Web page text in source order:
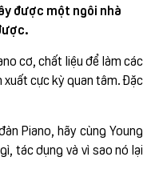
được một ngôi nhà
cơ, chất liệu để làm các
cực kỳ quan tâm. Đặc
Piano, hãy cùng Young
tác dụng và vì sao nó lại